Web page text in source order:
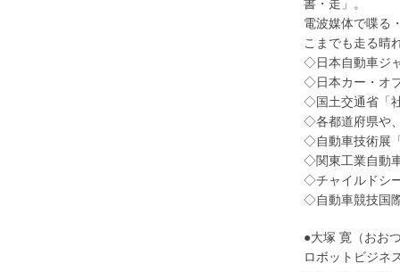
書・走」。
電波媒体で喋る
こまでも走る晴
◇日本自動車ジ
◇日本カー・オ
◇国土交通省「
◇各都道府県や
◇自動車技術展
◇関東工業自動
◇チャイルドシ
◇自動車競技国
●大塚 寛（おお
ロボットビジネ